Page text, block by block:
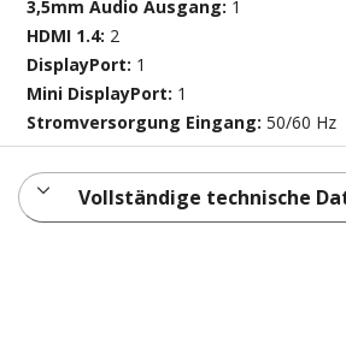
3,5mm Audio Ausgang: 1
HDMI 1.4: 2
DisplayPort: 1
Mini DisplayPort: 1
Stromversorgung Eingang:50/60 Hz
Vollständige technische